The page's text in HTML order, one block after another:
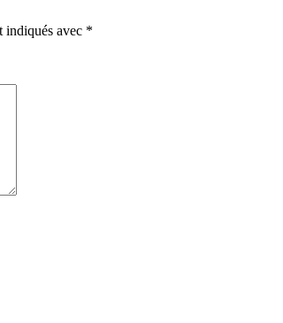
indiqués avec *